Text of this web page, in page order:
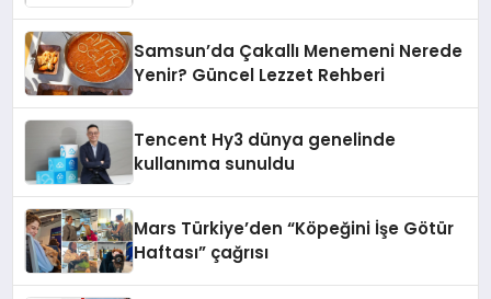
Samsun’da Çakallı Menemeni Nerede
Yenir? Güncel Lezzet Rehberi
Tencent Hy3 dünya genelinde
kullanıma sunuldu
Mars Türkiye’den “Köpeğini İşe Götür
Haftası” çağrısı